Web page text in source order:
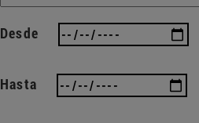
Desde
Hasta